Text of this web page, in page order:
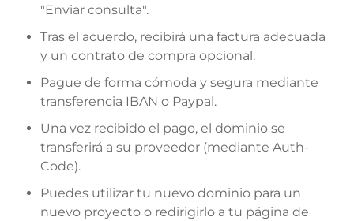
"Enviar consulta".
Tras el acuerdo, recibirá una factura adecuada
y un contrato de compra opcional.
Pague de forma cómoda y segura mediante
transferencia IBAN o Paypal.
Una vez recibido el pago, el dominio se
transferirá a su proveedor (mediante Auth-
Code).
Puedes utilizar tu nuevo dominio para un
nuevo proyecto o redirigirlo a tu página de